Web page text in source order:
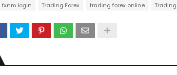
fxnm login Trading Forex trading forex online Trading